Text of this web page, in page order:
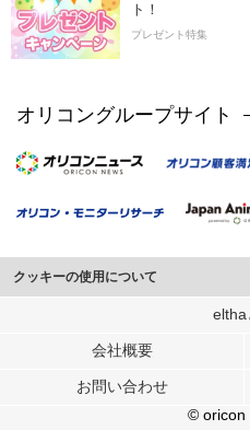
ト！
プレゼント特集
オリコングループサイト
クッキーの使用について
このサイトでは Cookie を使用して、
行っています。
メディアや広告配信、データ解析の各
各パートナーは、この情報とユーザー
ユーザーが各パートナーのサービスを
eltha
会社概要
お問い合わせ
© oricon